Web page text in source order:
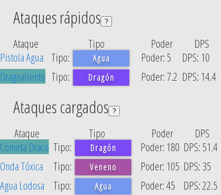
Ataques rápidos ?
Ataque Tipo Poder
DPS
Pistola Agua
Agua 5
10
Dragoaliento
Dragón 7.2 14.4
Ataques cargados ?
Ataque Tipo Poder
DPS
Cometa Draco
Dragón 180
51.4
Onda Tóxica
Veneno 105
35
Agua Lodosa
Agua 45
22.5